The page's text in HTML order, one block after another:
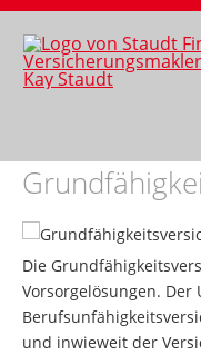
Die
Vorsorgelösungen.
und inwieweit der